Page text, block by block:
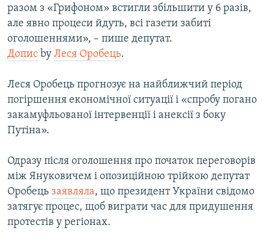
разом з «Грифоном» встигли збільшити у 6 разів,
але явно процеси йдуть, всі газети забиті
оголошеннями», – пише депутат.
Допис by Леся Оробець.
Леся Оробець прогнозує на найближчий період
погіршення економічної ситуації і «спробу погано
закамуфльованої інтервенції і анексії з боку
Путіна».
Одразу після оголошення про початок переговорів
між Януковичем і опозиційною трійкою депутат
Оробець заявляла, що президент України свідомо
затягує процес, щоб виграти час для придушення
протестів у регіонах.